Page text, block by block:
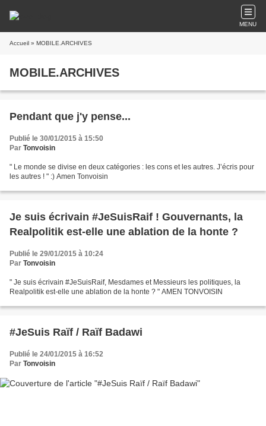
MENU
Accueil » MOBILE.ARCHIVES
MOBILE.ARCHIVES
Pendant que j'y pense...
Publié le 30/01/2015 à 15:50
Par Tonvoisin
" Le monde se divise en deux catégories : les cons et les autres. J’écris pour
les autres ! " :) Amen Tonvoisin
Je suis écrivain #JeSuisRaif ! Gouvernants, la
Realpolitik est-elle une ablation de la honte ?
Publié le 29/01/2015 à 10:24
Par Tonvoisin
" Je suis écrivain #JeSuisRaif, Mesdames et Messieurs les politiques, la
Realpolitik est-elle une ablation de la honte ? " AMEN TONVOISIN
#JeSuis Raïf / Raïf Badawi
Publié le 24/01/2015 à 16:52
Par Tonvoisin